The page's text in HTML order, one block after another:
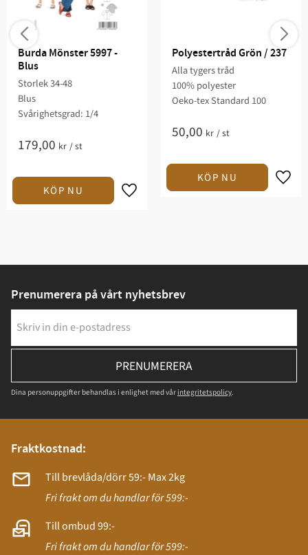
Burda Mönster 5997 -
Blus
Storlek 34-48
Blus
Svårighetsgrad: 1/4​
179,00 kr /st
Polyestertråd Grön / 237
Alla tygers tråd
100% polyester
Oeko-tex Standard 100
50,00 kr /st
Prenumerera på vårt nyhetsbrev
PRENUMERERA
Dina personuppgifter behandlas i enlighet med vår integritetspolicy.
Fraktkostnad:
Till brevlåda/dörr 59:- Max 2kg
Fri frakt om du handlar för 599:-
Till ombud 99:-
Fri frakt om du handlar för 599:-